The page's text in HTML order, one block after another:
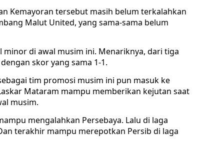
Kemayoran tersebut masih belum terkalahkan
Malut United, yang sama-sama belum
minor di awal musim ini. Menariknya, dari tiga
skor yang sama 1-1.
tim promosi musim ini pun masuk ke
Mataram mampu memberikan kejutan saat
musim.
mengalahkan Persebaya. Lalu di laga
terakhir mampu merepotkan Persib di laga